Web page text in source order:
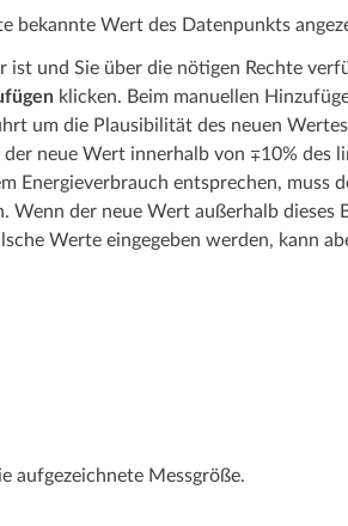
bekannte Wert des Datenpunkts
und Sie über die nötigen Rechte
klicken. Beim manuellen
um die Plausibilität des neuen
der neue Wert innerhalb von ∓10%
Energieverbrauch entsprechen,
Wenn der neue Wert außerhalb dieses
Werte eingegeben werden, kann
aufgezeichnete Messgröße.